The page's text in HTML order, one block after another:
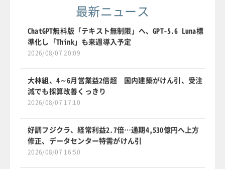
最新ニュース
ChatGPT無料版「テキスト無制限」へ、GPT-5.6 Luna標
準化し「Think」も来週導入予定
2026/08/07 20:09
大林組、4～6月営業益2倍超 国内建築がけん引、受注
減でも採算改善くっきり
2026/08/07 17:10
好調フジクラ、経常利益2.7倍…通期4,530億円へ上方
修正、データセンター特需がけん引
2026/08/07 16:50